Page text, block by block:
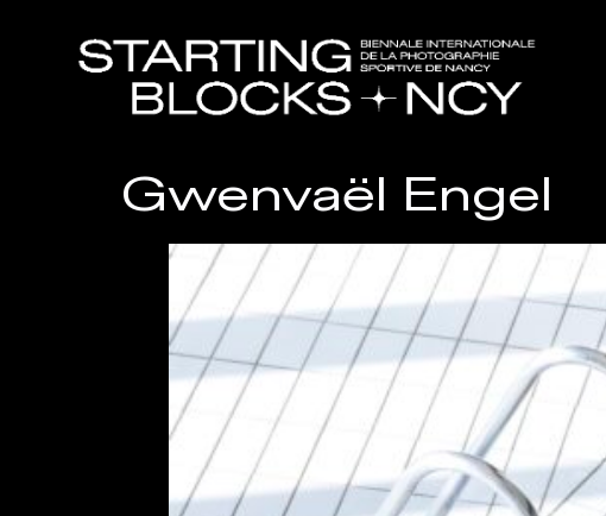
Gwenvaël Engel